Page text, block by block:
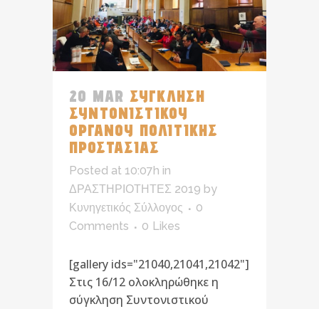
20 MAR ΣΥΓΚΛΗΣΗ
ΣΥΝΤΟΝΙΣΤΙΚΟΥ
ΟΡΓΑΝΟΥ ΠΟΛΙΤΙΚΗΣ
ΠΡΟΣΤΑΣΙΑΣ
Posted at 10:07h in
ΔΡΑΣΤΗΡΙΟΤΗΤΕΣ 2019 by
Κυνηγετικός Σύλλογος
0
Comments
0 Likes
[gallery ids="21040,21041,21042"]
Στις 16/12 ολοκληρώθηκε η
σύγκληση Συντονιστικού